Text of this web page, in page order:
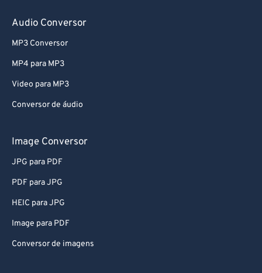
Audio Conversor
MP3 Conversor
MP4 para MP3
Video para MP3
Conversor de áudio
Image Conversor
JPG para PDF
PDF para JPG
HEIC para JPG
Image para PDF
Conversor de imagens